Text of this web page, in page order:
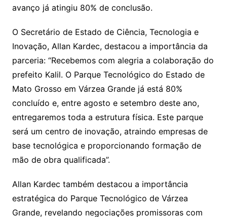
avanço já atingiu 80% de conclusão.
O Secretário de Estado de Ciência, Tecnologia e
Inovação, Allan Kardec, destacou a importância da
parceria: “Recebemos com alegria a colaboração do
prefeito Kalil. O Parque Tecnológico do Estado de
Mato Grosso em Várzea Grande já está 80%
concluído e, entre agosto e setembro deste ano,
entregaremos toda a estrutura física. Este parque
será um centro de inovação, atraindo empresas de
base tecnológica e proporcionando formação de
mão de obra qualificada”.
Allan Kardec também destacou a importância
estratégica do Parque Tecnológico de Várzea
Grande, revelando negociações promissoras com